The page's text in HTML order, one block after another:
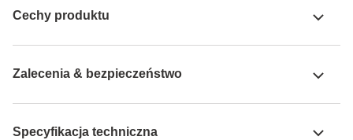
Cechy produktu
Zalecenia & bezpieczeństwo
Specyfikacja techniczna